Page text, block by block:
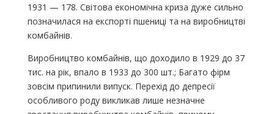
1931 — 178. Світова економічна криза дуже сильно
позначилася на експорті пшениці та на виробництві
комбайнів.
Виробництво комбайнів, що доходило в 1929 до 37
тис. на рік, впало в 1933 до 300 шт.; Багато фірм
зовсім припинили випуск. Перехід до депресії
особливого роду викликав лише незначне